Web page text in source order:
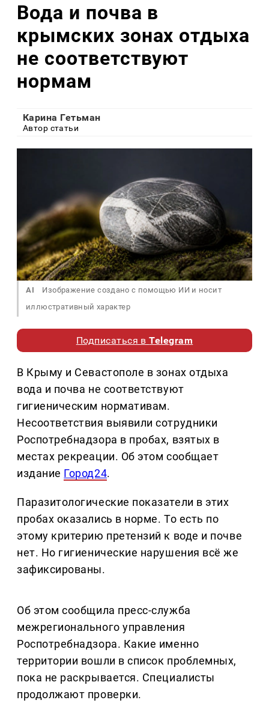
Вода и почва в
крымских зонах отдыха
не соответствуют
нормам
Карина Гетьман
Автор статьи
AI
Изображение создано с помощью ИИ и носит
иллюстративный характер
Подписаться вTelegram
В Крыму и Севастополе в зонах отдыха
вода и почва не соответствуют
гигиеническим нормативам.
Несоответствия выявили сотрудники
Роспотребнадзора в пробах, взятых в
местах рекреации. Об этом сообщает
издание Город24.
Паразитологические показатели в этих
пробах оказались в норме. То есть по
этому критерию претензий к воде и почве
нет. Но гигиенические нарушения всё же
зафиксированы.
Об этом сообщила пресс-служба
межрегионального управления
Роспотребнадзора. Какие именно
территории вошли в список проблемных,
пока не раскрывается. Специалисты
продолжают проверки.